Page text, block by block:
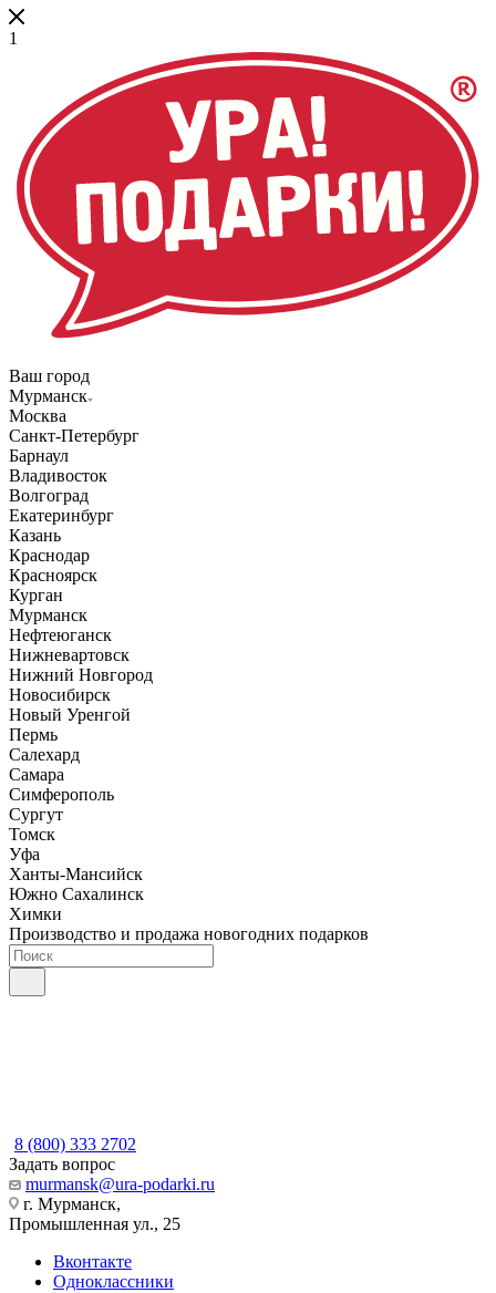
1
Ваш город
Мурманск
Москва
Санкт-Петербург
Барнаул
Владивосток
Волгоград
Екатеринбург
Казань
Краснодар
Красноярск
Курган
Мурманск
Нефтеюганск
Нижневартовск
Нижний Новгород
Новосибирск
Новый Уренгой
Пермь
Салехард
Самара
Симферополь
Сургут
Томск
Уфа
Ханты-Мансийск
Южно Сахалинск
Химки
Производство и продажа новогодних подарков
8 (800) 333 2702
Задать вопрос
murmansk@ura-podarki.ru
г. Мурманск,
Промышленная ул., 25
Вконтакте
Одноклассники